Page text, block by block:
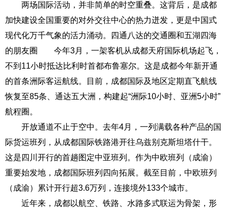
两场国际活动，并非简单的时空重叠。这背后，是成都
加快建设全国重要的对外交往中心的热力迸发，更是中国式
现代化万千气象的活力涌动。四通八达的交通圈和五湖四海
的朋友圈 今年3月，一架客机从成都天府国际机场起飞，
不到11小时抵达比利时首都布鲁塞尔。这是成都今年新开通
的首条洲际客运航线。目前，成都国际及地区定期直飞航线
恢复至85条、通达五大洲，构建起“洲际10小时、亚洲5小时”
航程圈。
开放通道不止于空中。去年4月，一列满载各种产品的国
际货运班列，从成都国际铁路港开往乌兹别克斯坦塔什干。
这是四川开行的首趟图定中亚班列。作为中欧班列（成渝）
重要始发地，成都国际班列四向拓展。截至目前，中欧班列
（成渝）累计开行超3.6万列，连接境外133个城市。
近年来，成都以航空、铁路、水路多式联运为骨架，形